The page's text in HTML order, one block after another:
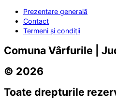
Prezentare generală
Contact
Termeni și condiții
Comuna Vârfurile |
© 2026
Toate drepturile